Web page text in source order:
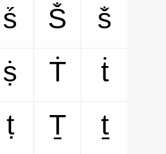
ṥ Ṧ
ṧ
ṩ Ṫ
ṫ
ṭ Ṯ
ṯ